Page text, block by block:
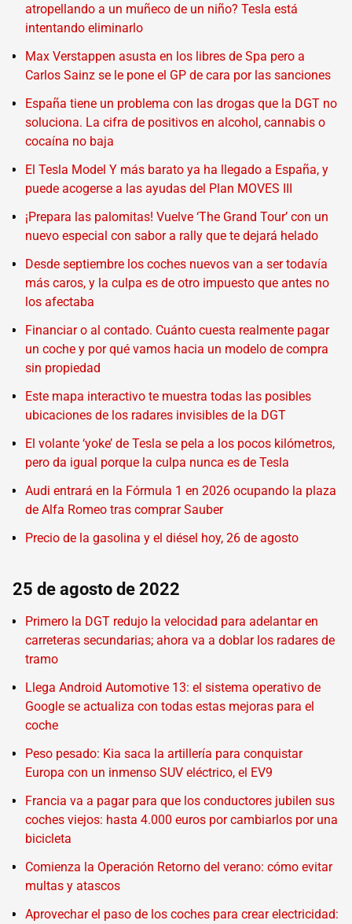
atropellando a un muñeco de un niño? Tesla está
intentando eliminarlo
Max Verstappen asusta en los libres de Spa pero a
Carlos Sainz se le pone el GP de cara por las sanciones
España tiene un problema con las drogas que la DGT no
soluciona. La cifra de positivos en alcohol, cannabis o
cocaína no baja
El Tesla Model Y más barato ya ha llegado a España, y
puede acogerse a las ayudas del Plan MOVES III
¡Prepara las palomitas! Vuelve ‘The Grand Tour’ con un
nuevo especial con sabor a rally que te dejará helado
Desde septiembre los coches nuevos van a ser todavía
más caros, y la culpa es de otro impuesto que antes no
los afectaba
Financiar o al contado. Cuánto cuesta realmente pagar
un coche y por qué vamos hacia un modelo de compra
sin propiedad
Este mapa interactivo te muestra todas las posibles
ubicaciones de los radares invisibles de la DGT
El volante ‘yoke’ de Tesla se pela a los pocos kilómetros,
pero da igual porque la culpa nunca es de Tesla
Audi entrará en la Fórmula 1 en 2026 ocupando la plaza
de Alfa Romeo tras comprar Sauber
Precio de la gasolina y el diésel hoy, 26 de agosto
25 de agosto de 2022
Primero la DGT redujo la velocidad para adelantar en
carreteras secundarias; ahora va a doblar los radares de
tramo
Llega Android Automotive 13: el sistema operativo de
Google se actualiza con todas estas mejoras para el
coche
Peso pesado: Kia saca la artillería para conquistar
Europa con un inmenso SUV eléctrico, el EV9
Francia va a pagar para que los conductores jubilen sus
coches viejos: hasta 4.000 euros por cambiarlos por una
bicicleta
Comienza la Operación Retorno del verano: cómo evitar
multas y atascos
Aprovechar el paso de los coches para crear electricidad: